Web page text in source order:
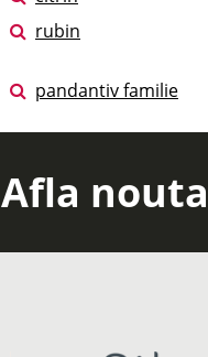
rubin
pandantiv familie
Afla